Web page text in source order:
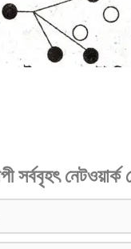
সর্ববৃহৎ